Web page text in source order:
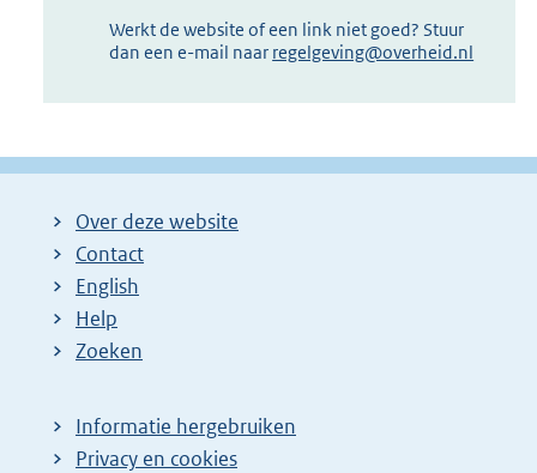
Werkt de website of een link niet goed? Stuur
dan een e-mail naar regelgeving@overheid.nl
Over deze website
Contact
English
Help
Zoeken
Informatie hergebruiken
Privacy en cookies